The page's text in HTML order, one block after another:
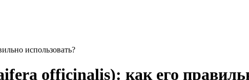
использовать?
officinalis): как его